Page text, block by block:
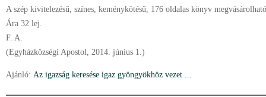
A szép kivitelezésű, színes, keménykötésű, 176 oldalas könyv
Ára 32 lej.
F. A.
(Egyházközségi Apostol, 2014. június 1.)
Ajánló: Az igazság keresése igaz gyöngyökhöz vezet ...